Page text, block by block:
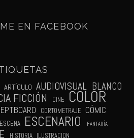
EN FACEBOOK
ARTÍCULO AUDIOVISUAL BLANCO
FICCIÓN CINE COLOR
CORTOMETRAJE CÓMIC
ESCENA ESCENARIO FANTARÍA
HISTORIA ILUSTRACION